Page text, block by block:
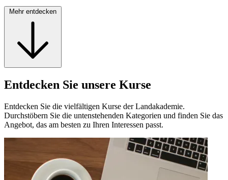
Mehr entdecken
Entdecken Sie unsere Kurse
Entdecken Sie die vielfältigen Kurse der Landakademie.
Durchstöbern Sie die untenstehenden Kategorien und finden Sie das
Angebot, das am besten zu Ihren Interessen passt.